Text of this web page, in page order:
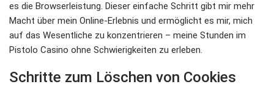
es die Browserleistung. Dieser einfache Schritt gibt mir mehr
Macht über mein Online-Erlebnis und ermöglicht es mir, mich
auf das Wesentliche zu konzentrieren – meine Stunden im
Pistolo Casino ohne Schwierigkeiten zu erleben.
Schritte zum Löschen von Cookies